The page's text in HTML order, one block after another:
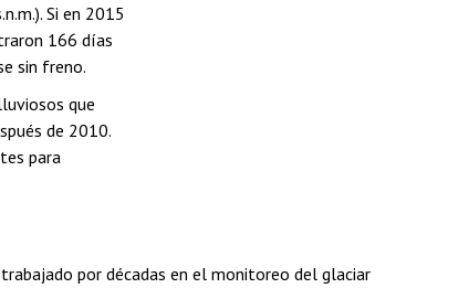
Si en 2015
166 días
sin freno.
que
de 2010.
para
por décadas en el monitoreo del glaciar